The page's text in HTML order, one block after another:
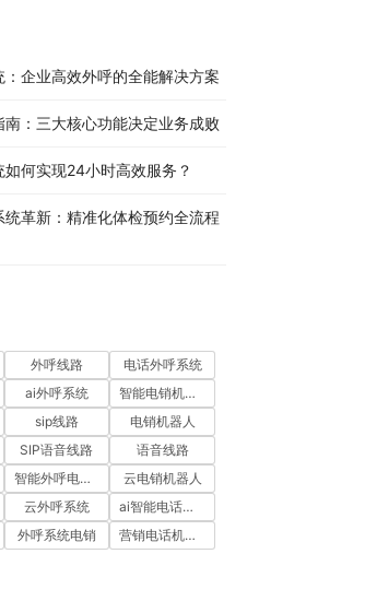
：企业高效外呼的全能解决方案​
：三大核心功能决定业务成败​
何实现24小时高效服务？
革新：精准化体检预约全流程
外呼线路
电话外呼系统
ai外呼系统
智能电销机器人
sip线路
电销机器人
SIP语音线路
语音线路
智能外呼电销机器人
云电销机器人
云外呼系统
ai智能电话机器人
外呼系统电销 营销电话机器人